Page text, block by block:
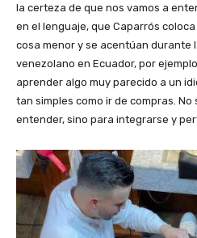
la certeza de que nos vamos a
en el lenguaje, que Caparrós
cosa menor y se acentúan durante
venezolano en Ecuador, por
aprender algo muy parecido a un
tan simples como ir de compras.
entender, sino para integrarse y